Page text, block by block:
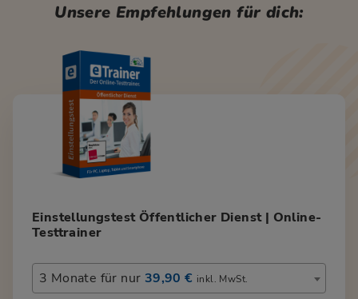
Unsere Empfehlungen für dich:
Einstellungstest Öffentlicher Dienst | Online-
Testtrainer
3 Monate für nur 39,90 € inkl. MwSt.